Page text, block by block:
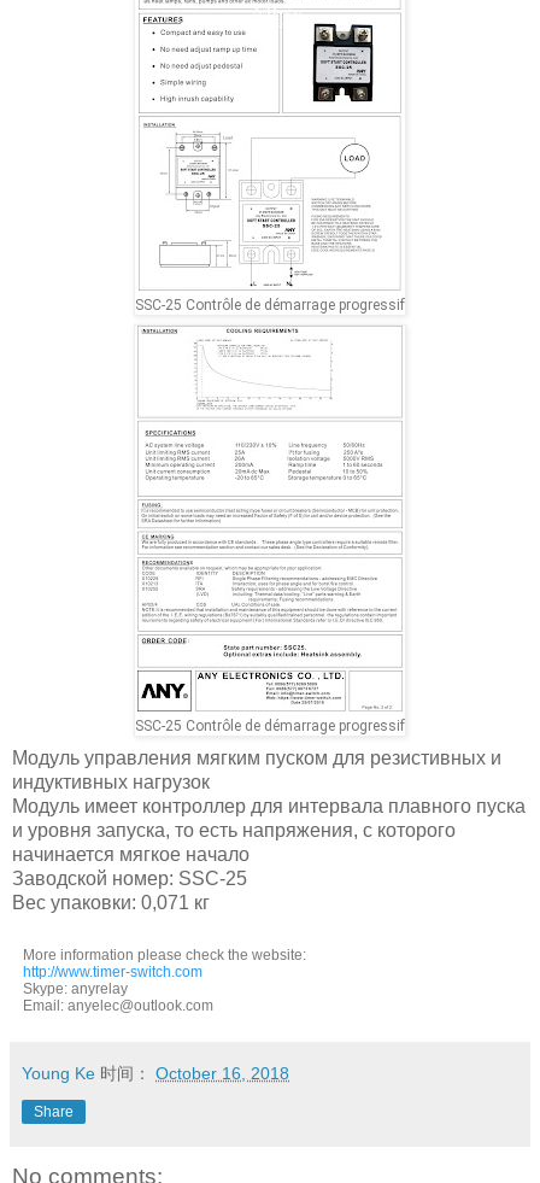
SSC-25 Contrôle de démarrage progressif
SSC-25 Contrôle de démarrage progressif
Модуль управления мягким пуском для резистивных и
индуктивных нагрузок
Модуль имеет контроллер для интервала плавного пуска
и уровня запуска, то есть напряжения, с которого
начинается мягкое начало
Заводской номер: SSC-25
Вес упаковки: 0,071 кг
More information please check the website:
http://www.timer-switch.com
Skype: anyrelay
Email: anyelec@outlook.com
Young Ke 时间： October 16, 2018
Share
No comments: